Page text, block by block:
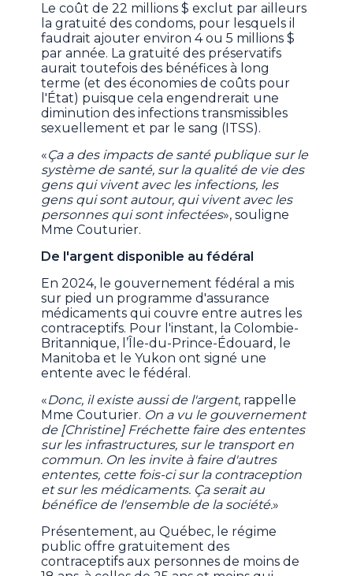
Le coût de 22 millions $ exclut par ailleurs
la gratuité des condoms, pour lesquels il
faudrait ajouter environ 4 ou 5 millions $
par année. La gratuité des préservatifs
aurait toutefois des bénéfices à long
terme (et des économies de coûts pour
l'État) puisque cela engendrerait une
diminution des infections transmissibles
sexuellement et par le sang (ITSS).
«Ça a des impacts de santé publique sur le
système de santé, sur la qualité de vie des
gens qui vivent avec les infections, les
gens qui sont autour, qui vivent avec les
personnes qui sont infectées», souligne
Mme Couturier.
De l'argent disponible au fédéral
En 2024, le gouvernement fédéral a mis
sur pied un programme d'assurance
médicaments qui couvre entre autres les
contraceptifs. Pour l'instant, la Colombie-
Britannique, l’Île-du-Prince-Édouard, le
Manitoba et le Yukon ont signé une
entente avec le fédéral.
«Donc, il existe aussi de l'argent, rappelle
Mme Couturier. On a vu le gouvernement
de [Christine] Fréchette faire des ententes
sur les infrastructures, sur le transport en
commun. On les invite à faire d'autres
ententes, cette fois-ci sur la contraception
et sur les médicaments. Ça serait au
bénéfice de l'ensemble de la société.»
Présentement, au Québec, le régime
public offre gratuitement des
contraceptifs aux personnes de moins de